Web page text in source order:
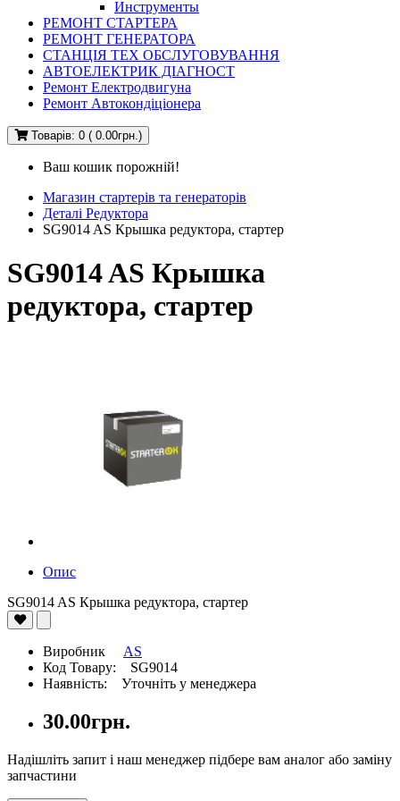
Инструменты
РЕМОНТ СТАРТЕРА
РЕМОНТ ГЕНЕРАТОРА
СТАНЦІЯ ТЕХ ОБСЛУГОВУВАННЯ
АВТОЕЛЕКТРИК ДІАГНОСТ
Ремонт Електродвигуна
Ремонт Автокондіціонера
Товарів: 0 ( 0.00грн.)
Ваш кошик порожній!
Магазин стартерів та генераторів
Деталі Редуктора
SG9014 AS Крышка редуктора, стартер
SG9014 AS Крышка
редуктора, стартер
Опис
SG9014 AS Крышка редуктора, стартер
Виробник AS
Код Товару: SG9014
Наявність: Уточніть у менеджера
30.00грн.
Надішліть запит і наш менеджер підбере вам аналог або заміну
запчастини